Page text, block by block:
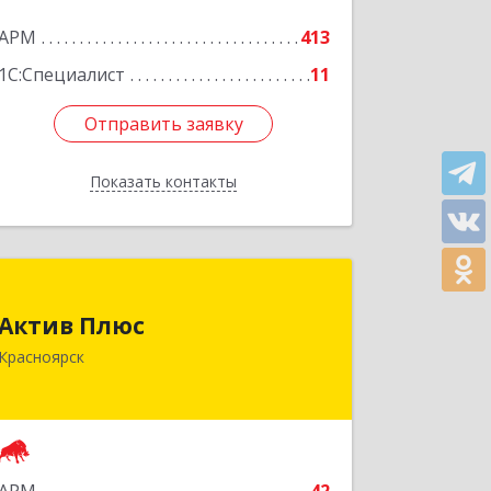
413
11
Отправить заявку
Показать контакты
Отправить заявку
Назад
Плюс
Красноярск г, Обороны ул, дом № 3,